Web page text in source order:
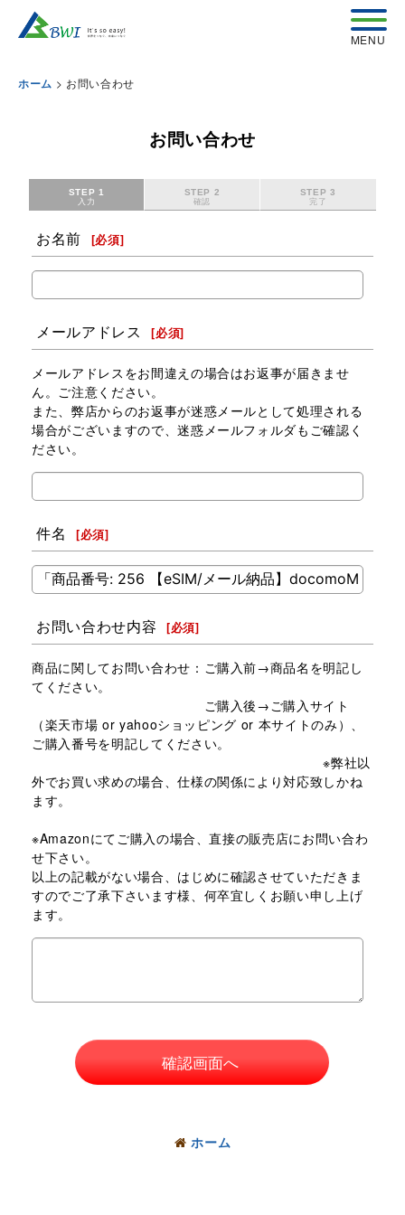
ホーム > お問い合わせ
お問い合わせ
STEP 1
入力
STEP 2
確認
STEP 3
完了
お名前 [必須]
メールアドレス [必須]
メールアドレスをお間違えの場合はお返事が届きませ
ん。ご注意ください。
また、弊店からのお返事が迷惑メールとして処理される
場合がございますので、迷惑メールフォルダもご確認く
ださい。
件名 [必須]
お問い合わせ内容 [必須]
商品に関してお問い合わせ：ご購入前→商品名を明記し
てください。
ご購入後→ご購入サイト
（楽天市場 or yahooショッピング or 本サイトのみ）、
ご購入番号を明記してください。
※弊社以
外でお買い求めの場合、仕様の関係により対応致しかね
ます。
※Amazonにてご購入の場合、直接の販売店にお問い合わ
せ下さい。
以上の記載がない場合、はじめに確認させていただきま
すのでご了承下さいます様、何卒宜しくお願い申し上げ
ます。
確認画面へ
ホーム